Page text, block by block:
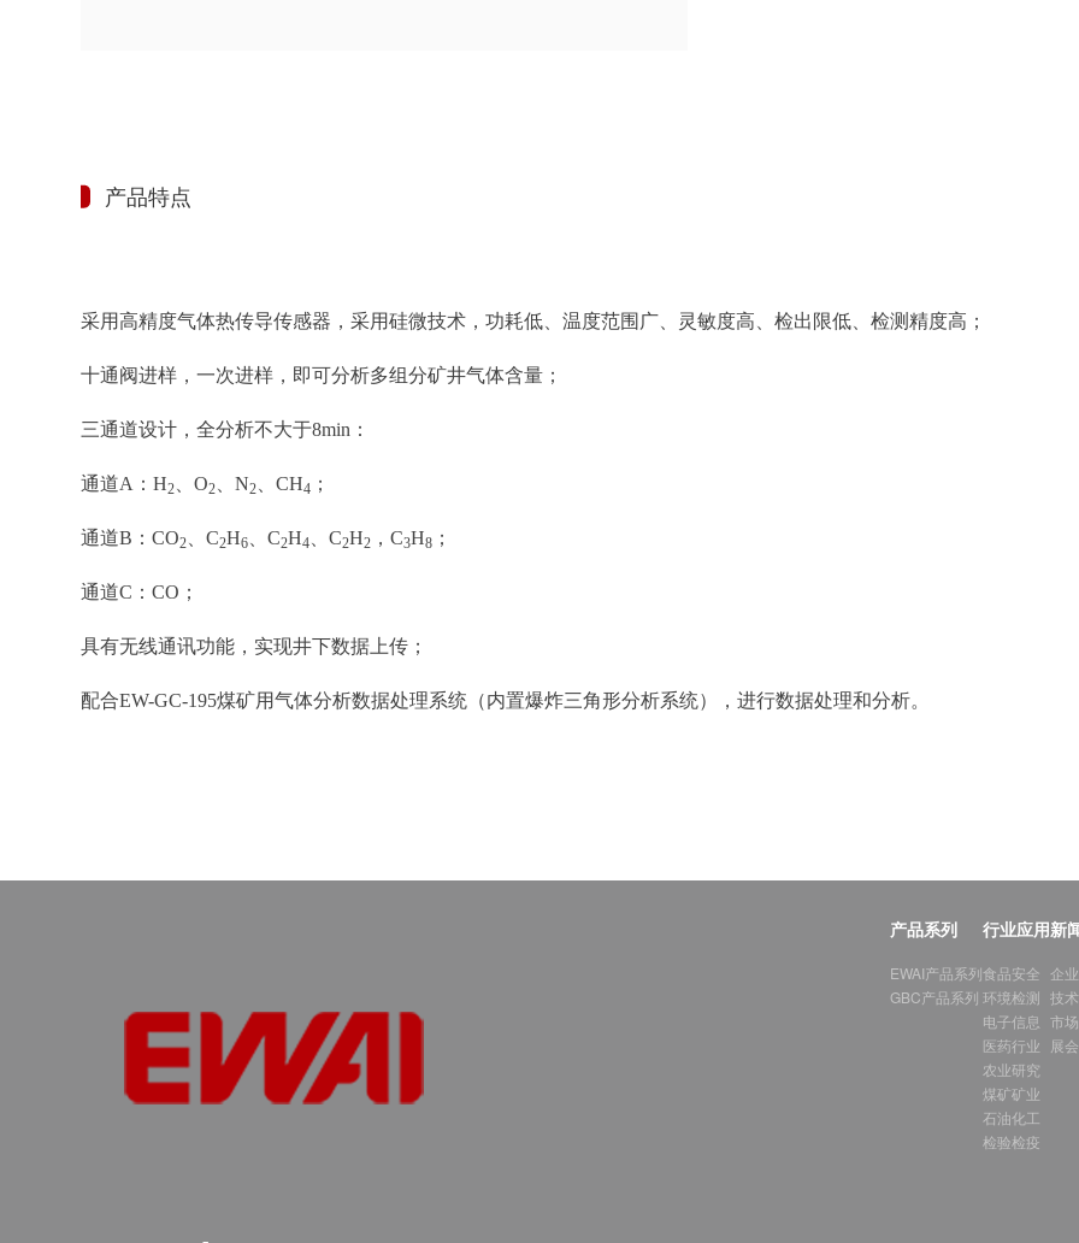
产品特点
采用高精度气体热传导传感器，采用硅微技术，功耗低、温度范围广、灵敏度高、检出限低、检测精度高；
十通阀进样，一次进样，即可分析多组分矿井气体含量；
三通道设计，全分析不大于8min：
通道A：H2 、O2 、N2 、CH4 ；
通道B：CO2 、C2H6 、C2H4 、C2H2 ，C3H8 ；
通道C：CO；
具有无线通讯功能，实现井下数据上传；
配合EW-GC-195煤矿用气体分析数据处理系统（内置爆炸三角形分析系统），进行数据处理和分析。
产品系列
EWAI产品系列
GBC产品系列
行业应用
食品安全
环境检测
电子信息
医药行业
农业研究
煤矿矿业
石油化工
检验检疫
新
企
技
市
展